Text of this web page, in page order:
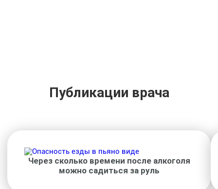
Публикации врача
Через сколько времени после алкоголя
можно садиться за руль